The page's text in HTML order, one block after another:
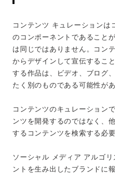
コンテンツ キュレーションは
のコンポーネントであること
は同じではありません。コン
からデザインして宣伝するこ
する作品は、ビデオ、ブログ
たく別のものである可能性があ
コンテンツのキュレーション
ンツを開発するのではなく、
するコンテンツを検索する必要
ソーシャル メディア アルゴ
ントを生み出したブランドに